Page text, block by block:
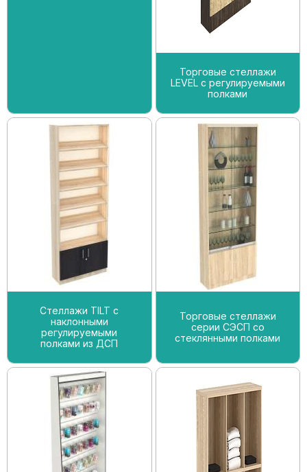
Торговые стеллажи
LEVEL с регулируемыми
полками
Стеллажи TILT с
наклонными
регулируемыми
полками из ДСП
Торговые стеллажи
серии СЭСП со
стеклянными полками